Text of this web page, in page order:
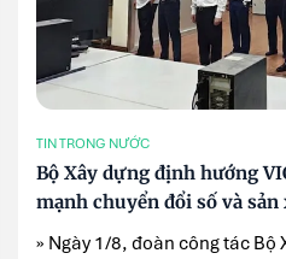
TIN TRONG NƯỚC
Bộ Xây dựng định hướng
mạnh chuyển đổi số và
» Ngày 1/8, đoàn công tác Bộ